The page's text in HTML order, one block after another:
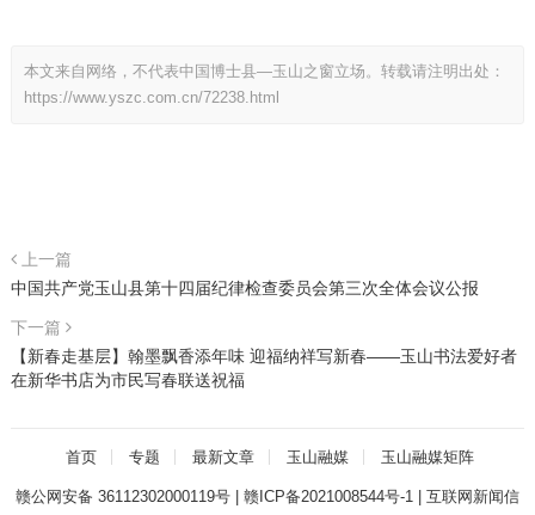
本文来自网络，不代表中国博士县—玉山之窗立场。转载请注明出处：
https://www.yszc.com.cn/72238.html
上一篇
中国共产党玉山县第十四届纪律检查委员会第三次全体会议公报
下一篇
【新春走基层】翰墨飘香添年味 迎福纳祥写新春——玉山书法爱好者
在新华书店为市民写春联送祝福
首页 专题 最新文章 玉山融媒 玉山融媒矩阵
赣公网安备 36112302000119号| 赣ICP备2021008544号-1| 互联网新闻信